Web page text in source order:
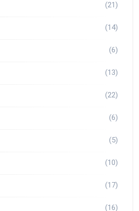
(21)
(14)
(6)
(13)
(22)
(6)
(5)
(10)
(17)
(16)